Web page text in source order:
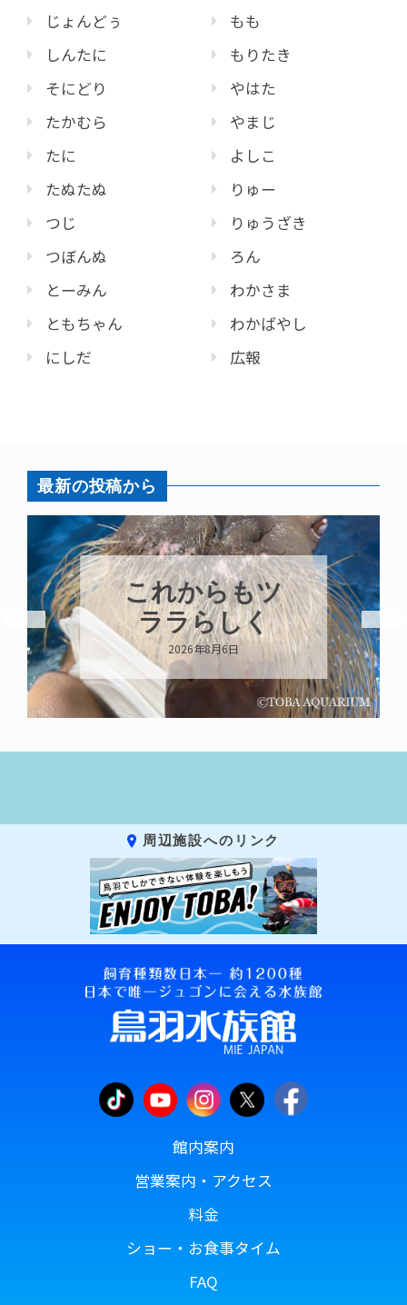
じょんどぅ
しんたに
そにどり
たかむら
たに
たぬたぬ
つじ
つぼんぬ
とーみん
ともちゃん
にしだ
もも
もりたき
やはた
やまじ
よしこ
りゅー
りゅうざき
ろん
わかさま
わかばやし
広報
最新の投稿から
これからもツ
ララらしく
2026年8月6日
周辺施設へのリンク
館内案内
営業案内・アクセス
料金
ショー・お食事タイム
FAQ